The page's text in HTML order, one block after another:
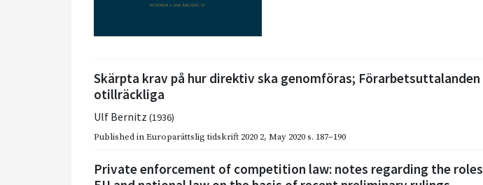
Skärpta krav på hur direktiv ska genomföras; Förarbetsuttalanden
otillräckliga
Ulf Bernitz (1936)
Published inEuroparättslig tidskrift 2020 2, May 2020s. 187–190
Private enforcement of competition law: notes regarding the